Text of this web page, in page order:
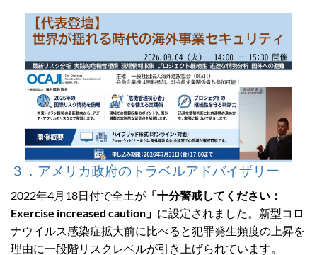
３．アメリカ政府のトラベルアドバイザリー
2022年4月18日付で全土が 「十分警戒してください：
Exercise increased caution」 に設定されました。新型コロ
ナウイルス感染症拡大前に比べると犯罪発生頻度の上昇を
理由に一段階リスクレベルが引き上げられています。